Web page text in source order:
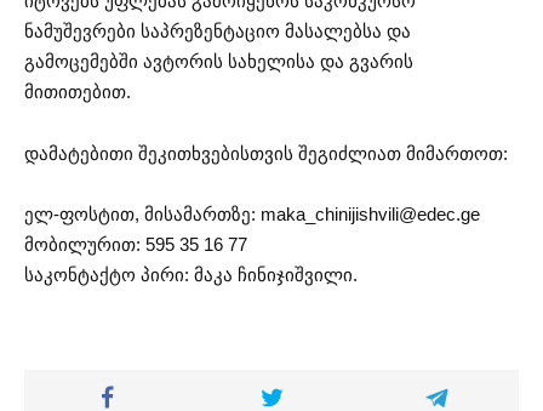
ნამუშევრები საპრეზენტაციო მასალებსა და
გამოცემებში ავტორის სახელისა და გვარის
მითითებით.
დამატებითი შეკითხვებისთვის შეგიძლიათ მიმართოთ:
ელ-ფოსტით, მისამართზე: maka_chinijishvili@edec.ge
მობილურით: 595 35 16 77
საკონტაქტო პირი: მაკა ჩინიჯიშვილი.